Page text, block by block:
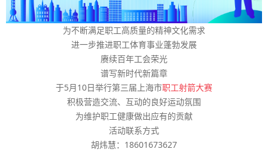
为不断满足职工高质量的精神文化需求
进一步推进职工体育事业蓬勃发展
赓续百年工会荣光
谱写新时代新篇章
于5月10日举行第三届上海市职工射箭大赛
积极营造交流、互动的良好运动氛围
为维护职工健康做出应有的贡献
活动联系方式
胡炜慧：18601673627